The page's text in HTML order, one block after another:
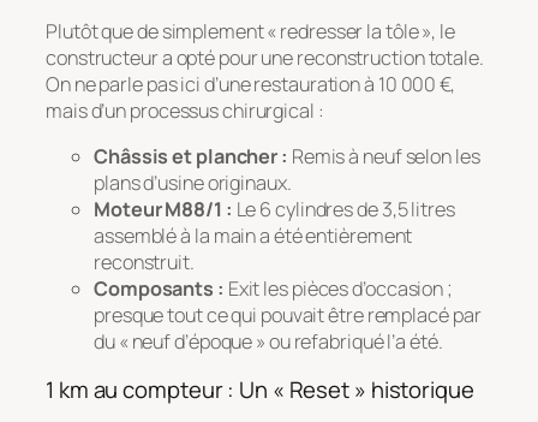
Plutôt que de simplement « redresser la tôle », le
constructeur a opté pour une reconstruction totale.
On ne parle pas ici d’une restauration à 10 000 €,
mais d’un processus chirurgical :
Châssis et plancher : Remis à neuf selon les
plans d’usine originaux.
Moteur M88/1 : Le 6 cylindres de 3,5 litres
assemblé à la main a été entièrement
reconstruit.
Composants : Exit les pièces d’occasion ;
presque tout ce qui pouvait être remplacé par
du « neuf d’époque » ou refabriqué l’a été.
1 km au compteur : Un « Reset » historique